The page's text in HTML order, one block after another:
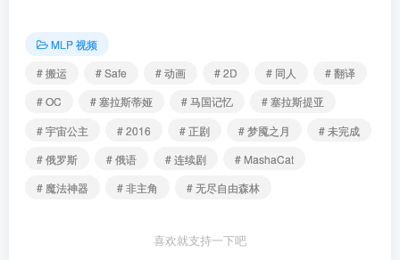
MLP 视频
# 搬运
# Safe # 动画 # 2D # 同人
# 翻译
# OC
# 塞拉斯蒂娅 # 马国记忆
# 塞拉斯提亚
# 宇宙公主
# 2016 # 正剧 # 梦魇之月
# 未完成
# 俄罗斯
# 俄语 # 连续剧
# MashaCat
# 魔法神器
# 非主角 # 无尽自由森林
喜欢就支持一下吧